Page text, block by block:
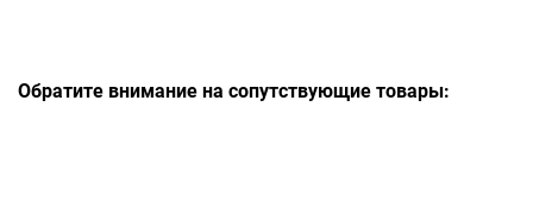
Обратите внимание на сопутствующие товары: